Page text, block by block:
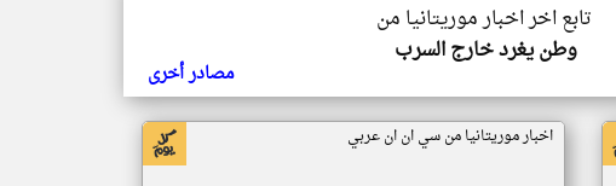
تابع اخر اخبار موريتانيا من
وطن يغرد خارج السرب
مصادر أخرى
اخبار موريتانيا من سي ان ان عربي